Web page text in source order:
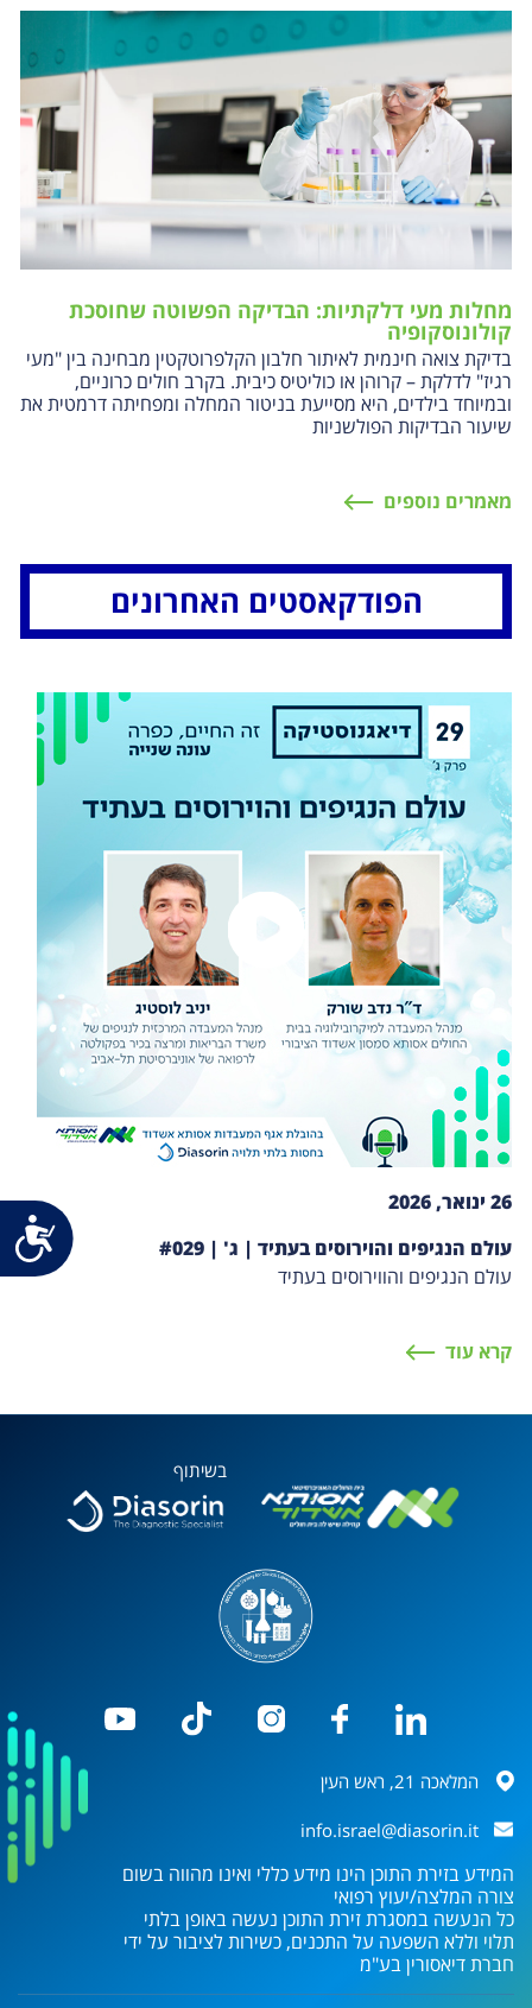
מחלות מעי דלקתיות: הבדיקה הפשוטה שחוסכת
קולונוסקופיה
בדיקת צואה חינמית לאיתור חלבון הקלפרוטקטין מבחינה בין "מעי
רגיז" לדלקת – קרוהן או כוליטיס כיבית. בקרב חולים כרוניים,
ובמיוחד בילדים, היא מסייעת בניטור המחלה ומפחיתה דרמטית את
שיעור הבדיקות הפולשניות
מאמרים נוספים
הפודקאסטים האחרונים
26 ינואר, 2026
עולם הנגיפים והוירוסים בעתיד | ג' | #029
עולם הנגיפים והווירוסים בעתיד
קרא עוד
המלאכה 21, ראש העין
info.israel@diasorin.it
בשיתוף
המידע בזירת התוכן הינו מידע כללי ואינו מהווה בשום
צורה המלצה/יעוץ רפואי
כל הנעשה במסגרת זירת התוכן נעשה באופן בלתי
תלוי וללא השפעה על התכנים, כשירות לציבור על ידי
חברתדיאסורין בע"מ